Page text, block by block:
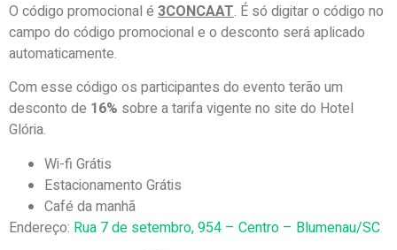
O código promocional é 3CONCAAT. É só digitar o código no
campo do código promocional e o desconto será aplicado
automaticamente.
Com esse código os participantes do evento terão um
desconto de 16% sobre a tarifa vigente no site do Hotel
Glória.
Wi-fi Grátis
Estacionamento Grátis
Café da manhã
Endereço: Rua 7 de setembro, 954 – Centro – Blumenau/SC